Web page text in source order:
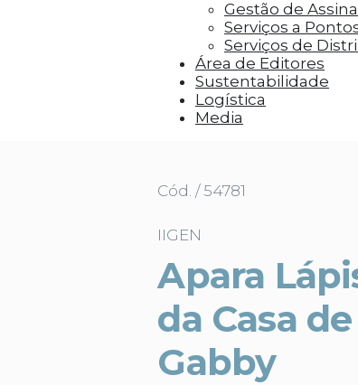
Gestão de
Serviços a
Serviços de
Área de Editores
Sustentabilidade
Logística
Media
Cód. / 54781
IIGEN
Apara
da Casa
Gabby